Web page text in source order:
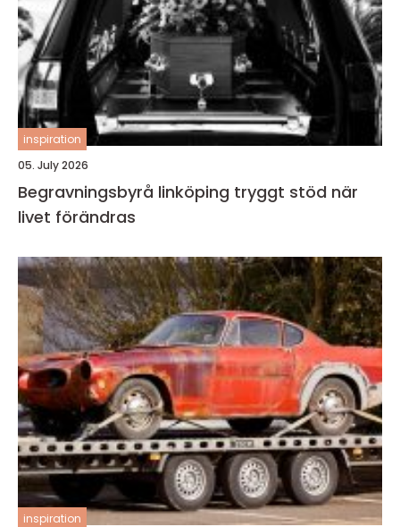
inspiration
05. July 2026
Begravningsbyrå linköping tryggt stöd när
livet förändras
inspiration